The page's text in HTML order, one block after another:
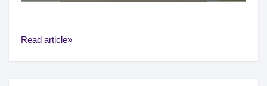
Read article